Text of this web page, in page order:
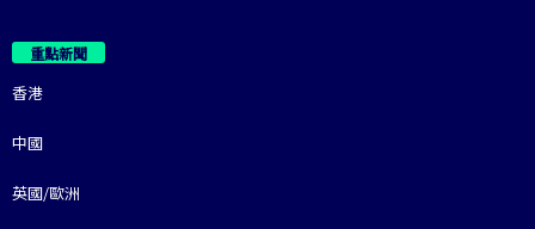
重點新聞
香港
中國
英國/歐洲